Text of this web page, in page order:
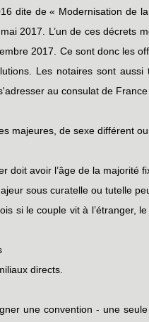
dite de « Modernisation de
2017. L’un de ces décrets
2017. Ce sont donc les
Les notaires sont
au consulat de France
majeures, de sexe différent
doit avoir l’âge de la majorité
sous curatelle ou tutelle
si le couple vit à l’étranger,
directs.
une convention - une